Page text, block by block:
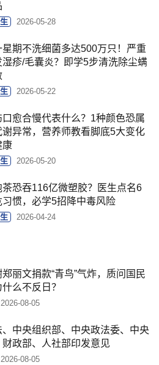
2026-05-28
星期不洗细菌多达500万只！严重
湿疹/毛囊炎？即学5步清洗除尘螨
2026-05-22
口愈合慢代表什么？1种颜色恐属
谢异常，营养师教看脚底5大变化
康
2026-05-20
茶恐吞116亿微塑胶？医生点名6
习惯，必学5招降中毒风险
2026-04-24
郑丽文捐款“青鸟”气炸，质问国民
么不反日？
2026-08-05
、中央组织部、中央政法委、中央
财政部、人社部印发意见
2026-08-05